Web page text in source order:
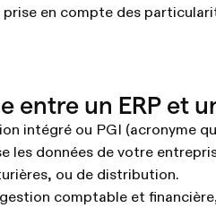
en compte des
entre un ERP et
intégré ou PGI (acronyme
les données de votre
ou de distribution.
comptable et